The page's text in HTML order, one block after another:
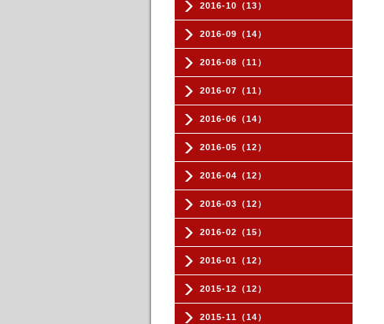
2016-10（13）
2016-09（14）
2016-08（11）
2016-07（11）
2016-06（14）
2016-05（12）
2016-04（12）
2016-03（12）
2016-02（15）
2016-01（12）
2015-12（12）
2015-11（14）